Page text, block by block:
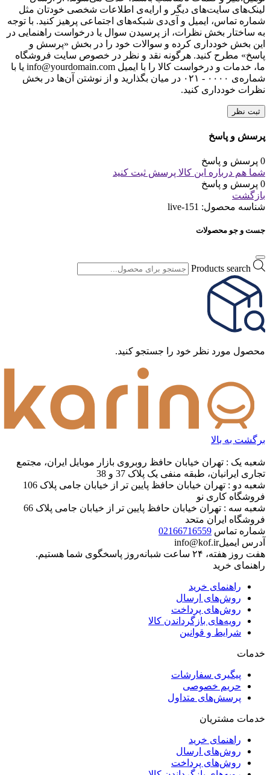
لینک‌های سایت‌های دیگر و ارایه‌ی اطلاعات شخصی خودتان مثل
شماره تماس، ایمیل و آی‌دی شبکه‌های اجتماعی پرهیز کنید. با توجه
به ساختار بخش نظرات، از پرسیدن سوال یا درخواست راهنمایی در
این بخش خودداری کرده و سوالات خود را در بخش «پرسش و
پاسخ» مطرح کنید. هرگونه نقد و نظر در خصوص سایت فروشگاه
ما، خدمات و درخواست کالا را با ایمیل info@yourdomain.com یا با
شماره‌ی ۰۰۰۰ - ۰۲۱ در میان بگذارید و از نوشتن آن‌ها در بخش
نظرات خودداری کنید.
ثبت نظر
پرسش و پاسخ
0 پرسش و پاسخ
شما هم درباره این کالا پرسش ثبت کنید
0 پرسش و پاسخ
بازگشت
شناسه محصول: live-151
جست و جو محصولات
Products search
محصول مورد نظر خود را جستجو کنید.
برگشت به بالا
شعبه یک : تهران خیابان حافظ روبروی بازار موبایل ایران، مجتمع
تجاری ایرانیان، طبقه منفی یک پلاک 37 و 38
شعبه دو : تهران خیابان حافظ پایین تر از خیابان جامی پلاک 106
فروشگاه کاری نو
شعبه سه : تهران خیابان حافظ پایین تر از خیابان جامی پلاک 66
فروشگاه ایران متحد
شماره تماس 02166716559
آدرس ایمیلinfo@kof.ir
هفت روز هفته، ۲۴ ساعت شبانه‌روز پاسخگوی شما هستیم.
راهنمای خرید
راهنمای خرید
روش‌های ارسال
روش‌های پرداخت
رویه‌های بازگرداندن کالا
شرایط و قوانین
خدمات
پیگیری سفارشات
حریم خصوصی
پرسش‌های متداول
خدمات مشتریان
راهنمای خرید
روش‌های ارسال
روش‌های پرداخت